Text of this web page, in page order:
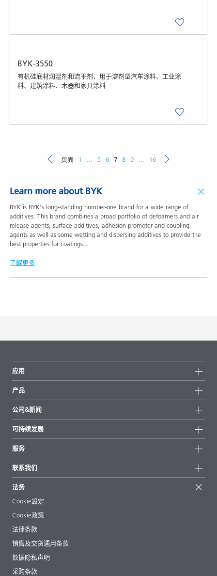
BYK-3550
有机硅底材润湿剂和流平剂，用于溶剂型汽车涂料、工业涂
料、建筑涂料、木器和家具涂料
页面 1 5 6 7 8 9 16
Learn more about BYK
BYK is BYK's long-standing number-one brand for a wide range of
additives. This brand combines a broad portfolio of defoamers and air
release agents, surface additives, adhesion promoter and coupling
agents as well as some wetting and dispersing additives to provide the
best properties for coatings
了解更多
应用
产品
所有产品
重点推荐
公司&新闻
新闻
新闻和媒体
地区和分销商
展会和活动
可持续发展
可持续产品
成功案例
EcoVadis
认证
服务
起始配方
文章
电子书
法规事务
助剂指南 App
视频
下载
联系我们
法务
Cookie設定
Cookie政策
法律条款
销售及交货通用条款
数据隐私声明
采购条款